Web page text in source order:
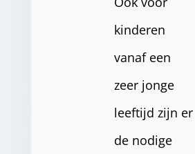
kinderen
vanaf een
zeer jonge
leeftijd zijn er
de nodige